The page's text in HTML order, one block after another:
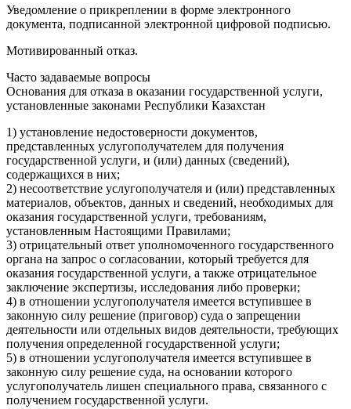
Уведомление о прикреплении в форме электронного
документа, подписанной электронной цифровой подписью.
Мотивированный отказ.
Часто задаваемые вопросы
Основания для отказа в оказании государственной услуги,
установленные законами Республики Казахстан
1) установление недостоверности документов,
представленных услугополучателем для получения
государственной услуги, и (или) данных (сведений),
содержащихся в них;
2) несоответствие услугополучателя и (или) представленных
материалов, объектов, данных и сведений, необходимых для
оказания государственной услуги, требованиям,
установленным Настоящими Правилами;
3) отрицательный ответ уполномоченного государственного
органа на запрос о согласовании, который требуется для
оказания государственной услуги, а также отрицательное
заключение экспертизы, исследования либо проверки;
4) в отношении услугополучателя имеется вступившее в
законную силу решение (приговор) суда о запрещении
деятельности или отдельных видов деятельности, требующих
получения определенной государственной услуги;
5) в отношении услугополучателя имеется вступившее в
законную силу решение суда, на основании которого
услугополучатель лишен специального права, связанного с
получением государственной услуги.